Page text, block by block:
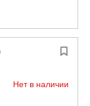

Нет в наличии